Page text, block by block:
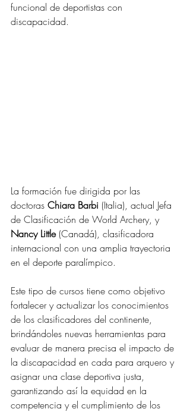
funcional de deportistas con
discapacidad.
La formación fue dirigida por las
doctoras Chiara Barbi (Italia), actual Jefa
de Clasificación de World Archery, y
Nancy Little (Canadá), clasificadora
internacional con una amplia trayectoria
en el deporte paralímpico.
Este tipo de cursos tiene como objetivo
fortalecer y actualizar los conocimientos
de los clasificadores del continente,
brindándoles nuevas herramientas para
evaluar de manera precisa el impacto de
la discapacidad en cada para arquero y
asignar una clase deportiva justa,
garantizando así la equidad en la
competencia y el cumplimiento de los